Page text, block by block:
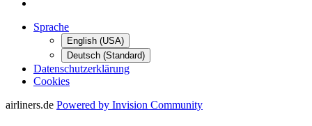
Sprache
English (USA)
Deutsch (Standard)
Datenschutzerklärung
Cookies
airliners.de Powered by Invision Community